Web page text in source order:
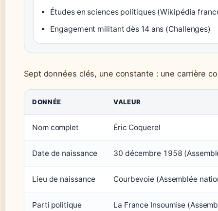
Études en sciences politiques (Wikipédia
Engagement militant dès 14 ans (Challenges)
Sept données clés, une constante : une carrière
DONNÉE VALEUR
Nom complet Éric Coquerel
Date de naissance 30 décembre 1958
Lieu de naissance Courbevoie (Assemblée
Parti politique La France Insoumise